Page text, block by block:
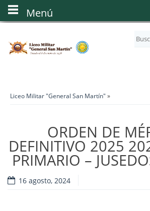
Liceo Militar "General San Martín" »
ORDEN DE
DEFINITIVO 2025
PRIMARIO –
16 agosto, 2024
Menú